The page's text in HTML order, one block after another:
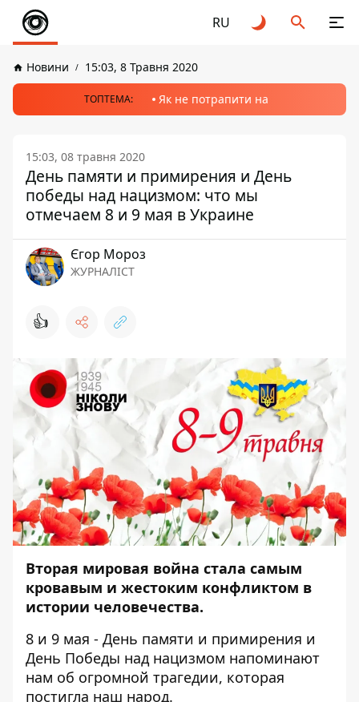
RU
Новини 15:03, 8 Травня 2020
ТОПТЕМА: Як не потрапити на
15:03, 08 травня 2020
День памяти и примирения и День
победы над нацизмом: что мы
отмечаем 8 и 9 мая в Украине
Єгор Мороз
ЖУРНАЛІСТ
👍
Вторая мировая война стала самым
кровавым и жестоким конфликтом в
истории человечества.
8 и 9 мая - День памяти и примирения и
День Победы над нацизмом напоминают
нам об огромной трагедии, которая
постигла наш народ.